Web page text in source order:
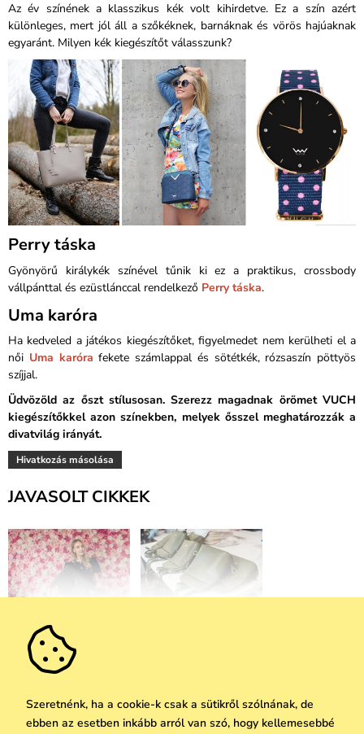
Az év színének a klasszikus kék volt kihirdetve. Ez a szín azért
különleges, mert jól áll a szőkéknek, barnáknak és vörös hajúaknak
egyaránt. Milyen kék kiegészítőt válasszunk?
Perry táska
Gyönyörű királykék színével tűnik ki ez a praktikus, crossbody
vállpánttal és ezüstlánccal rendelkező Perry táska.
Uma karóra
Ha kedveled a játékos kiegészítőket, figyelmedet nem kerülheti el a
női Uma karóra fekete számlappal és sötétkék, rózsaszín pöttyös
szíjjal.
Üdvözöld az őszt stílusosan. Szerezz magadnak örömet VUCH
kiegészítőkkel azon színekben, melyek ősszel meghatározzák a
divatvilág irányát.
Hivatkozás másolása
JAVASOLT CIKKEK
VUCH bőröndök:
Csomagolj új színekbe
Szeretnénk, ha a cookie-k csak a sütikről szólnának, de
ebben az esetben inkább arról van szó, hogy kellemesebbé